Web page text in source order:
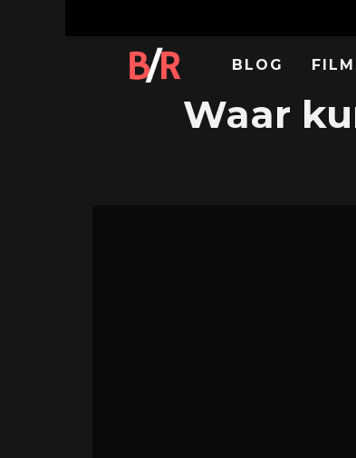
BLOG
Waar